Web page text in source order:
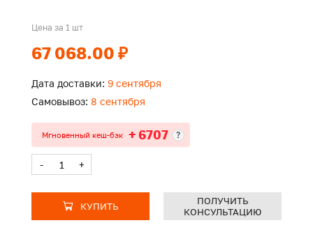
Цена за 1 шт
67 068.00 ₽
Дата доставки: 9 сентября
Самовывоз: 8 сентября
Мгновенный кеш-бэк + 6707 ?
- +
КУПИТЬ
ПОЛУЧИТЬ
КОНСУЛЬТАЦИЮ